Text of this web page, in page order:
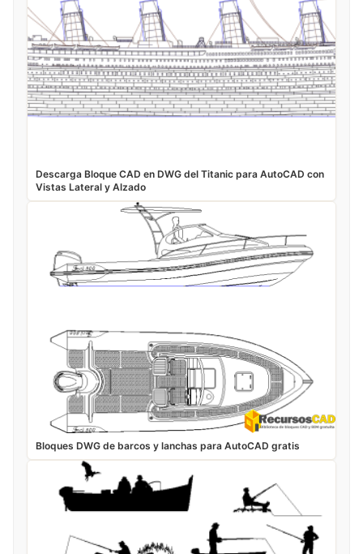
Descarga Bloque CAD en DWG del Titanic para AutoCAD con
Vistas Lateral y Alzado
Bloques DWG de barcos y lanchas para AutoCAD gratis